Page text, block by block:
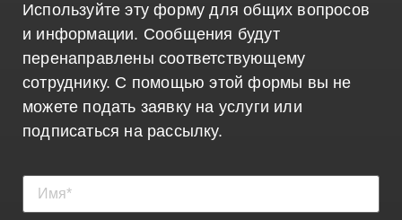
Используйте эту форму для общих вопросов
и информации. Сообщения будут
перенаправлены соответствующему
сотруднику. С помощью этой формы вы не
можете подать заявку на услуги или
подписаться на рассылку.
Имя(обязательно)